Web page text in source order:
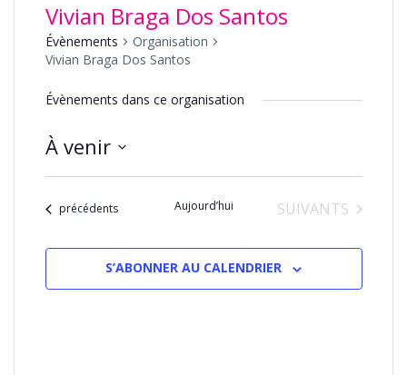
Vivian Braga Dos Santos
Évènements
Organisation
Vivian Braga Dos Santos
Évènements dans ce organisation
À venir
date.Évènements
précédents Aujourd’hui ÉVÈNEMENTS
SUIVANTS
S’ABONNER AU CALENDRIER